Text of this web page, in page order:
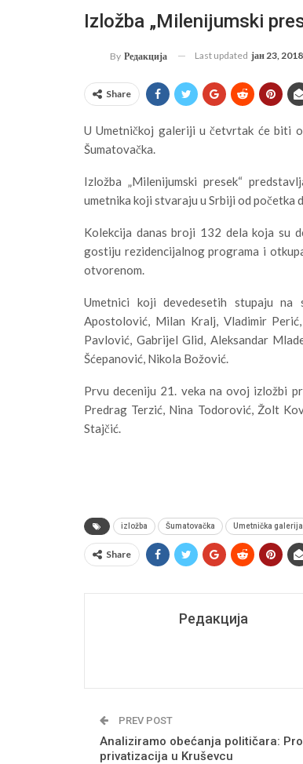
Izložba „Milenijumski
By Редакција Last updated јан 23, 2018
Share
U Umetničkoj galeriji u četvrtak će biti
Šumatovačka.
Izložba „Milenijumski presek“
umetnika koji stvaraju u Srbiji od početka
Kolekcija danas broji 132 dela koja su
gostiju rezidencijalnog programa i
otvorenom.
Umetnici koji devedesetih stupaju na
Apostolović, Milan Kralj, Vladimir
Pavlović, Gabrijel Glid, Aleksandar
Šćepanović, Nikola Božović.
Prvu deceniju 21. veka na ovoj izložbi
Predrag Terzić, Nina Todorović, Žolt
Stajčić.
izložba Šumatovačka Umetnička galerija
Share
Редакција
PREV POST
Analiziramo obećanja političara:
privatizacija u Kruševcu